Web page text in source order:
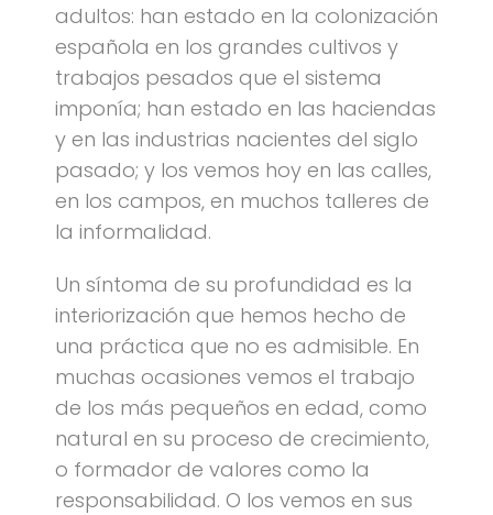
adultos: han estado en la colonización
española en los grandes cultivos y
trabajos pesados que el sistema
imponía; han estado en las haciendas
y en las industrias nacientes del siglo
pasado; y los vemos hoy en las calles,
en los campos, en muchos talleres de
la informalidad.
Un síntoma de su profundidad es la
interiorización que hemos hecho de
una práctica que no es admisible. En
muchas ocasiones vemos el trabajo
de los más pequeños en edad, como
natural en su proceso de crecimiento,
o formador de valores como la
responsabilidad. O los vemos en sus